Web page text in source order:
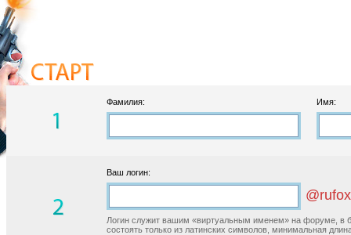
Фамилия: Имя:
Ваш логин:
Логин служит вашим «виртуальным именем» на форуме, в
состоять только из латинских символов, минимальная